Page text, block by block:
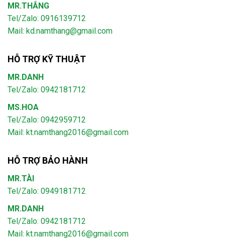
MR.THẮNG
Tel/Zalo: 0916139712
Mail: kd.namthang@gmail.com
HỖ TRỢ KỸ THUẬT
MR.DANH
Tel/Zalo: 0942181712
MS.HOA
Tel/Zalo: 0942959712
Mail: kt.namthang2016@gmail.com
HỖ TRỢ BẢO HÀNH
MR.TÀI
Tel/Zalo: 0949181712
MR.DANH
Tel/Zalo: 0942181712
Mail: kt.namthang2016@gmail.com